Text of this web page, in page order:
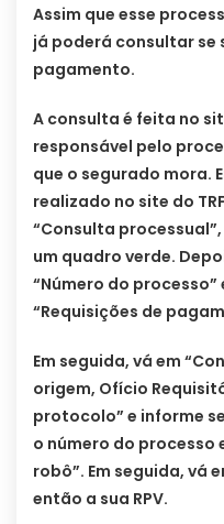
Assim que esse
já poderá consultar se
pagamento.
A consulta é feita no
responsável pelo
que o segurado mora.
realizado no site do
“Consulta
um quadro verde.
“Número do
“Requisições de
Em seguida, vá em
origem, Ofício
protocolo” e informe
o número do processo
robô”. Em seguida, vá
então a sua RPV.